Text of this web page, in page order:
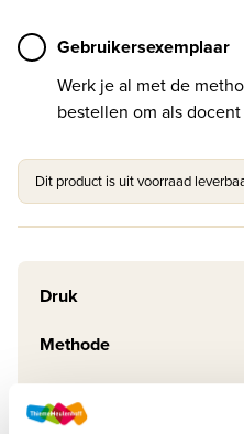
Gebruikersexemplaar
Werk je al met de
bestellen om als
Dit product is uit voorraad
Druk
Methode
Soort uitgave